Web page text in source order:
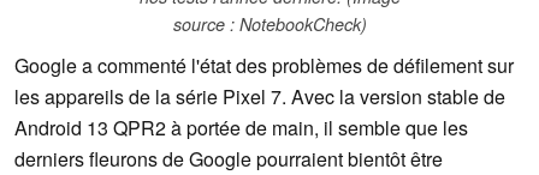
source : NotebookCheck)
Google a commenté l'état des problèmes de défilement sur
les appareils de la série Pixel 7. Avec la version stable de
Android 13 QPR2 à portée de main, il semble que les
derniers fleurons de Google pourraient bientôt être